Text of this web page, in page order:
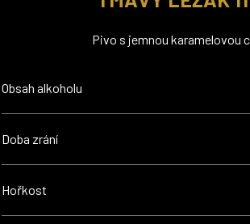
Pivo s jemnou karamelovou
Obsah alkoholu
Doba zrání
Hořkost